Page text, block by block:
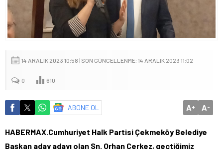
14 ARALIK 2023 10:58 | SON GÜNCELLENME: 14 ARALIK 2023 11:02
0 610
ABONE OL A+ A-
HABERMAX.Cumhuriyet Halk Partisi Çekmeköy Belediye
Başkan aday adayı olan Sn. Orhan Çerkez, geçtiğimiz